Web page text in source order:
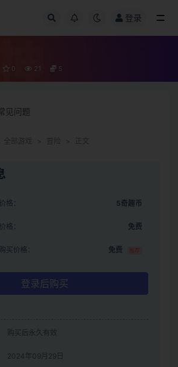
登录
0 21 5
见问题
格： 5奇趣币
格： 免费
买价格： 免费 推荐
登录后购买
购买后永久有效
2024年09月29日